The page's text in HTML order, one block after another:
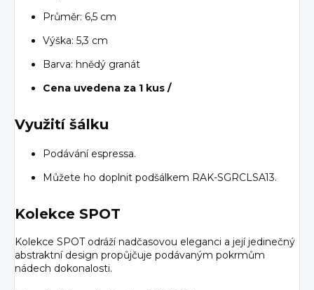
Průměr: 6,5 cm
Výška: 5,3 cm
Barva: hnědý granát
Cena uvedena za 1 kus /
Využití šálku
Podávání espressa.
Můžete ho doplnit podšálkem RAK-SGRCLSA13.
Kolekce SPOT
Kolekce SPOT odráží nadčasovou eleganci a její jedinečný
abstraktní design propůjčuje podávaným pokrmům
nádech dokonalosti.